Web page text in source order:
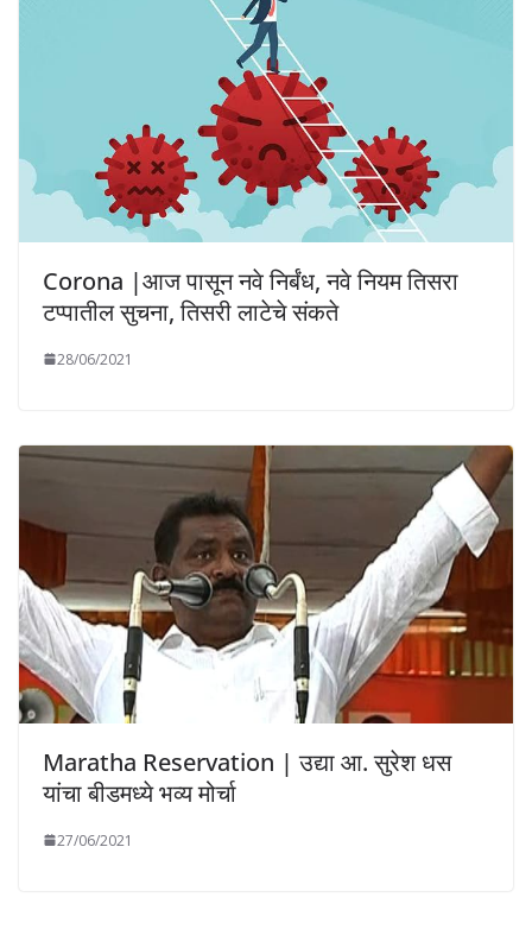
Corona |आज पासून नवे निर्बंध, नवे नियम तिसरा
टप्पातील सुचना, तिसरी लाटेचे संकते
28/06/2021
Maratha Reservation | उद्या आ. सुरेश धस
यांचा बीडमध्ये भव्य मोर्चा
27/06/2021